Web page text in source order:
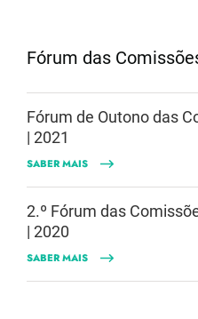
Fórum das
Fórum de Outono das
| 2021
SABER MAIS
2.º Fórum das
| 2020
SABER MAIS